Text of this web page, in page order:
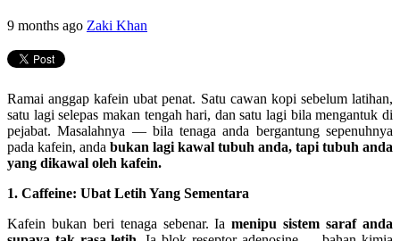
9 months ago Zaki Khan
Ramai anggap kafein ubat penat. Satu cawan kopi sebelum latihan,
satu lagi selepas makan tengah hari, dan satu lagi bila mengantuk di
pejabat. Masalahnya — bila tenaga anda bergantung sepenuhnya
pada kafein, anda bukan lagi kawal tubuh anda, tapi tubuh anda
yang dikawal oleh kafein.
1. Caffeine: Ubat Letih Yang Sementara
Kafein bukan beri tenaga sebenar. Iamenipu sistem saraf anda